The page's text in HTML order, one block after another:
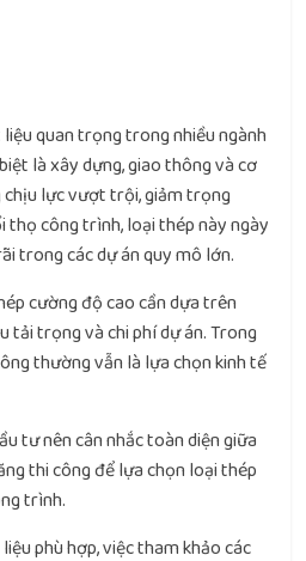
quan trọng trong nhiều ngành
là xây dựng, giao thông và cơ
chịu lực vượt trội, giảm trọng
công trình, loại thép này ngày
trong các dự án quy mô lớn.
cường độ cao cần dựa trên
tải trọng và chi phí dự án. Trong
thường vẫn là lựa chọn kinh tế
tư nên cân nhắc toàn diện giữa
thi công để lựa chọn loại thép
trình.
phù hợp, việc tham khảo các